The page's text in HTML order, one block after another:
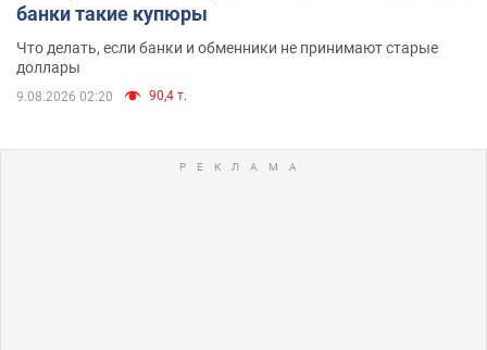
банки такие купюры
Что делать, если банки и обменники не принимают старые
доллары
9.08.2026 02:20 90,4 т.